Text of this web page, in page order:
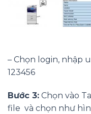
– Chọn login, nhập
123456
Bước 3: Chọn vào
file và chọn như